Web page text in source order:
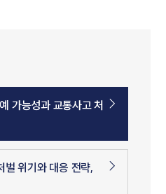
가능성과 교통사고 처
벌 위기와 대응 전략,